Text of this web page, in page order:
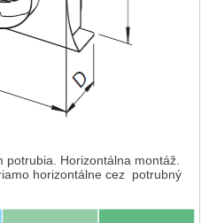
Horizontálna montáž.
horizontálne cez potrubný